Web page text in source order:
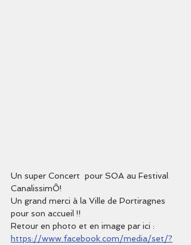
Un super Concert  pour SOA au Festival
CanalissimÔ!
Un grand merci à la Ville de Portiragnes
pour son accueil !!
Retour en photo et en image par ici :
https://www.facebook.com/media/set/?